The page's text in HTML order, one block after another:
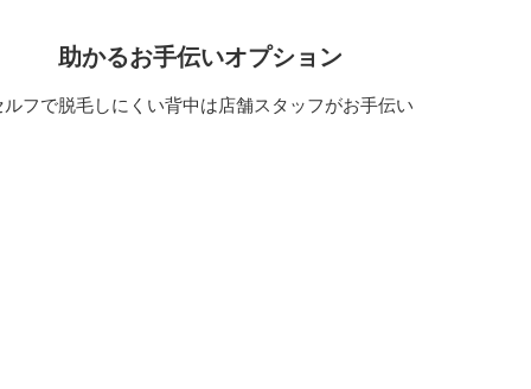
助かるお手伝いオプション
ルフで脱毛しにくい背中は店舗スタッフがお手伝い